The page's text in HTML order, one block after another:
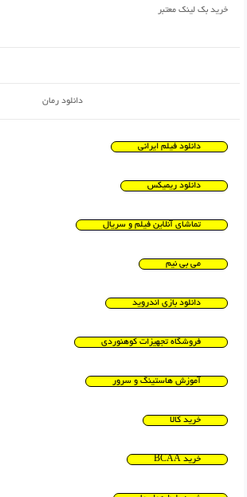
خرید بک لینک معتبر
دانلود رمان
دانلود فیلم ایرانی
دانلود ریمیکس
تماشای آنلاین فیلم و سریال
می بی نیم
دانلود بازی اندروید
فروشگاه تجهیزات کوهنوردی
آموزش هاستینگ و سرور
خرید کالا
خرید BCAA